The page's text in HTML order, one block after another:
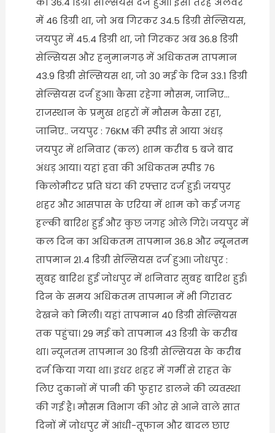
में 46 डिग्री था, जो अब गिरकर 34.5 डिग्री सेल्सियस,
जयपुर में 45.4 डिग्री था, जो गिरकर अब 36.8 डिग्री
सेल्सियस और हनुमानगढ़ में अधिकतम तापमान
43.9 डिग्री सेल्सियस था, जो 30 मई के दिन 33.1 डिग्री
सेल्सियस दर्ज हुआ। कैसा रहेगा मौसम, जानिए…
राजस्थान के प्रमुख शहरों में मौसम कैसा रहा,
जानिए.. जयपुर : 76KM की स्पीड से आया अंधड़
जयपुर में शनिवार (कल) शाम करीब 5 बजे बाद
अंधड़ आया। यहां हवा की अधिकतम स्पीड 76
किलोमीटर प्रति घंटा की रफ्तार दर्ज हुई। जयपुर
शहर और आसपास के एरिया में शाम को कई जगह
हल्की बारिश हुई और कुछ जगह ओले गिरे। जयपुर में
कल दिन का अधिकतम तापमान 36.8 और न्यूनतम
तापमान 21.4 डिग्री सेल्सियस दर्ज हुआ। जोधपुर :
सुबह बारिश हुई जोधपुर में शनिवार सुबह बारिश हुई।
दिन के समय अधिकतम तापमान में भी गिरावट
देखने को मिली। यहां तापमान 40 डिग्री सेल्सियस
तक पहुंचा। 29 मई को तापमान 43 डिग्री के करीब
था। न्यूनतम तापमान 30 डिग्री सेल्सियस के करीब
दर्ज किया गया था। इधर शहर में गर्मी से राहत के
लिए दुकानों में पानी की फुहार डालने की व्यवस्था
की गई है। मौसम विभाग की ओर से आने वाले सात
दिनों में जोधपुर में आंधी-तूफान और बादल छाए